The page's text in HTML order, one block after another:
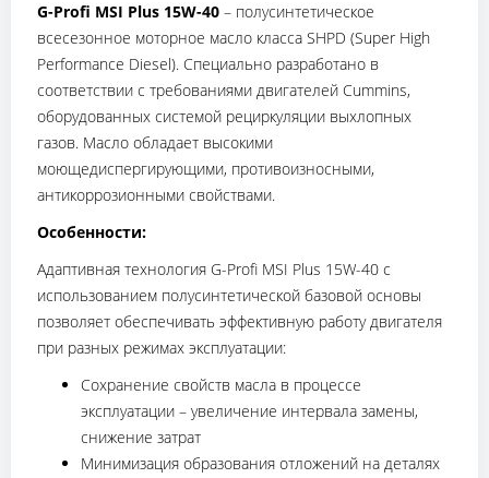
G-Profi MSI Plus 15W-40 – полусинтетическое
всесезонное моторное масло класса SHPD (Super High
Performance Diesel). Специально разработано в
соответствии с требованиями двигателей Cummins,
оборудованных системой рециркуляции выхлопных
газов. Масло обладает высокими
моющедиспергирующими, противоизносными,
антикоррозионными свойствами.
Особенности:
Адаптивная технология G-Profi MSI Plus 15W-40 с
использованием полусинтетической базовой основы
позволяет обеспечивать эффективную работу двигателя
при разных режимах эксплуатации:
Сохранение свойств масла в процессе
эксплуатации – увеличение интервала замены,
снижение затрат
Минимизация образования отложений на деталях